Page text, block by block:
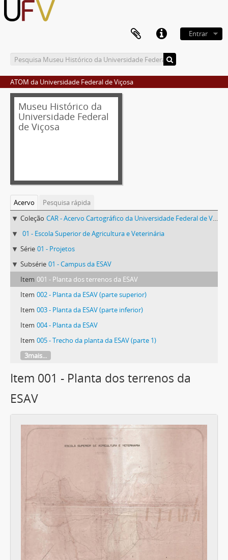
Entrar
ATOM da Universidade Federal de Viçosa
Museu Histórico da
Universidade Federal
de Viçosa
Acervo
Pesquisa rápida
Coleção CAR - Acervo Cartográfico da Universidade Federal de Viçosa
01 - Escola Superior de Agricultura e Veterinária
Série 01 - Projetos
Subsérie 01 - Campus da ESAV
Item 001 - Planta dos terrenos da ESAV
Item 002 - Planta da ESAV (parte superior)
Item 003 - Planta da ESAV (parte inferior)
Item 004 - Planta da ESAV
Item 005 - Trecho da planta da ESAV (parte 1)
3mais...
Item 001 - Planta dos terrenos da
ESAV